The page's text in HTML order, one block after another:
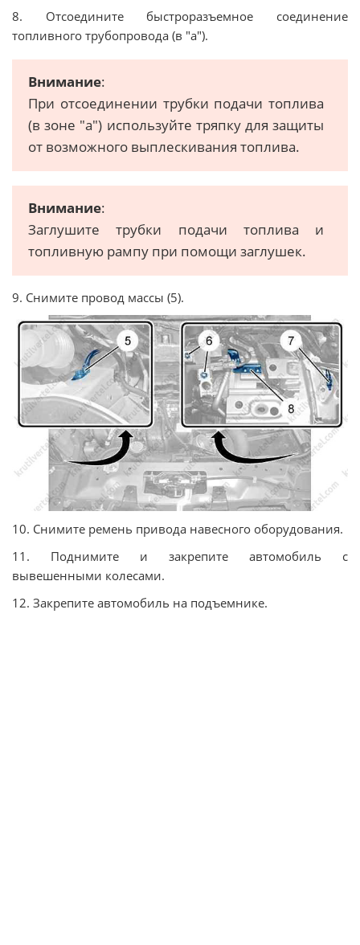
8. Отсоедините быстроразъемное соединение
топливного трубопровода (в "a").
Внимание:
При отсоединении трубки подачи топлива
(в зоне "a") используйте тряпку для защиты
от возможного выплескивания топлива.
Внимание:
Заглушите трубки подачи топлива и
топливную рампу при помощи заглушек.
9. Снимите провод массы (5).
10. Снимите ремень привода навесного оборудования.
11. Поднимите и закрепите автомобиль с
вывешенными колесами.
12. Закрепите автомобиль на подъемнике.